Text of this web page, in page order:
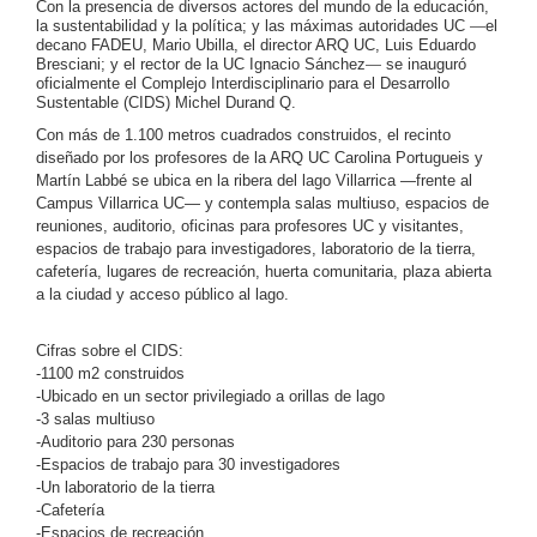
Con la presencia de diversos actores del mundo de la educación,
la sustentabilidad y la política; y las máximas autoridades UC —el
decano FADEU, Mario Ubilla, el director ARQ UC, Luis Eduardo
Bresciani; y el rector de la UC Ignacio Sánchez— se inauguró
oficialmente el Complejo Interdisciplinario para el Desarrollo
Sustentable (CIDS) Michel Durand Q.
Con más de 1.100 metros cuadrados construidos, el recinto
diseñado por los profesores de la ARQ UC Carolina Portugueis y
Martín Labbé se ubica en la ribera del lago Villarrica —frente al
Campus Villarrica UC— y contempla salas multiuso, espacios de
reuniones, auditorio, oficinas para profesores UC y visitantes,
espacios de trabajo para investigadores, laboratorio de la tierra,
cafetería, lugares de recreación, huerta comunitaria, plaza abierta
a la ciudad y acceso público al lago.
Cifras sobre el CIDS:
-1100 m2 construidos
-Ubicado en un sector privilegiado a orillas de lago
-3 salas multiuso
-Auditorio para 230 personas
-Espacios de trabajo para 30 investigadores
-Un laboratorio de la tierra
-Cafetería
-Espacios de recreación